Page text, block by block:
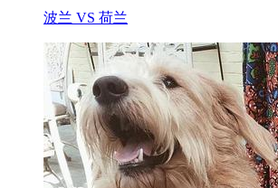
波兰 VS 荷兰